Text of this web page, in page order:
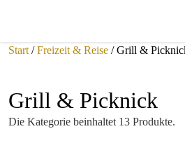
Start /Freizeit & Reise / Grill &
Grill & Picknick
Die Kategorie beinhaltet 13 Produkte.